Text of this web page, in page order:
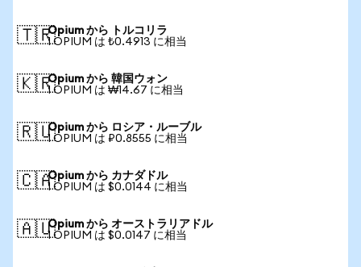
🇹🇷Opium から トルコリラ
1 OPIUM は ₺0.4913 に相当
🇰🇷Opium から 韓国ウォン
1 OPIUM は ₩14.67 に相当
🇷🇺Opium から ロシア・ルーブル
1 OPIUM は ₽0.8555 に相当
🇨🇦Opium から カナダドル
1 OPIUM は $0.0144 に相当
🇦🇺Opium から オーストラリアドル
1 OPIUM は $0.0147 に相当